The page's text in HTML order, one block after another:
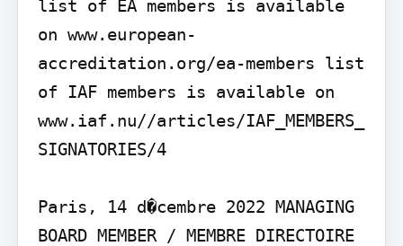
list of EA members is available
on www.european-
accreditation.org/ea-members list
of IAF members is available on
www.iaf.nu//articles/IAF_MEMBERS_
SIGNATORIES/4
Paris, 14 d�cembre 2022 MANAGING
BOARD MEMBER / MEMBRE DIRECTOIRE